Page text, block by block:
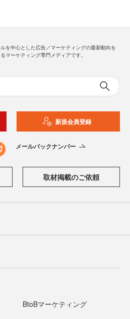
を中心とした広告／マーケティングの最新動向を
マーケティング専門メディアです。
新規会員登録
メールバックナンバー
取材掲載のご依頼
BtoBマーケティング